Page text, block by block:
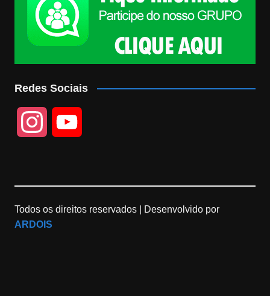
Redes Sociais
t T
Todos os direitos reservados |
Desenvolvido por
ARDOIS